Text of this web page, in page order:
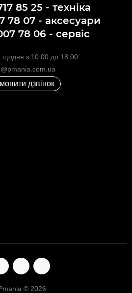
85 25 - техніка
78 07 - аксесуари
78 06 - сервіс
з 10:00 до 18:00
дзвінок
© 2026